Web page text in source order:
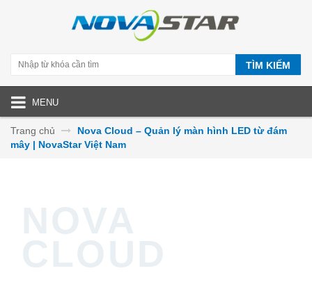
TÌM KIẾM
MENU
Trang chủ
Nova Cloud – Quản lý màn hình LED từ đám
mây | NovaStar Việt Nam